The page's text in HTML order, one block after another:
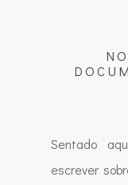
Sentado
escrever